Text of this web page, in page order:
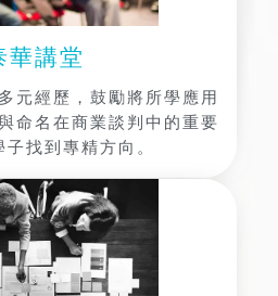
華講堂
元經歷，鼓勵將所學應用
命名在商業談判中的重要
找到專精方向。